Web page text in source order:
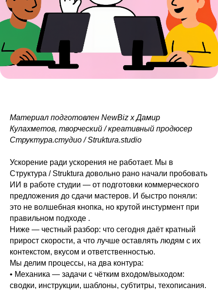
Материал подготовлен NewBiz x Дамир
Кулахметов, творческий / креативный продюсер
Структура.студио / Struktura.studio
Ускорение ради ускорения не работает. Мы в
Структура / Struktura довольно рано начали пробовать
ИИ в работе студии — от подготовки коммерческого
предложения до сдачи мастеров. И быстро поняли:
это не волшебная кнопка, но крутой инстурмент при
правильном подходе .
Ниже — честный разбор: что сегодня даёт кратный
прирост скорости, а что лучше оставлять людям с их
контекстом, вкусом и ответственностью.
Мы делим процессы, на два контура:
• Механика — задачи с чётким входом/выходом:
сводки, инструкции, шаблоны, субтитры, техописания.